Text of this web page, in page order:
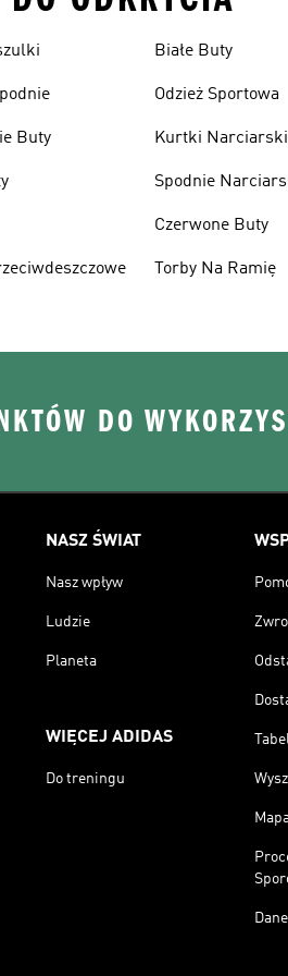
Buty
Białe Buty
Odzież Sportowa
Kurtki
Spodnie
Czerwone Buty
Torby Na Ramię
DO
NASZ ŚWIAT
Nasz wpływ
Ludzie
Planeta
WIĘCEJ ADIDAS
Do treningu